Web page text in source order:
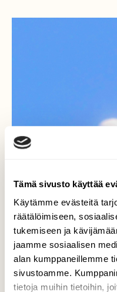
Tämä sivusto käyttää
Käytämme evästeitä
räätälöimiseen,
tukemiseen ja
jaamme sosiaalisen
alan kumppaneillemme
sivustoamme.
tietoja muihin tietoihin,